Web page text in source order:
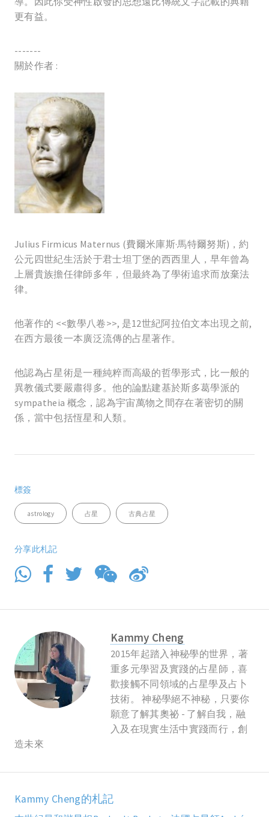
更有益。
-------
關於作者 :
Julius Firmicus Maternus (費爾米庫斯·馬特爾努斯)，約
公元四世紀生活於于君士坦丁堡的西西里人，早年曾為
上層貴族擔任律師多年，但最終為了學術追求而放棄法
律。
他著作的 <<數學八卷>>, 是12世紀阿拉伯文本出現之前,
在西方最後一本廣泛流傳的占星著作。
他認為占星術是一種純粹而高級的哲學形式，比一般的
異教儀式要嚴肅得多。他的論點建基於斯多葛學派的
sympatheia 概念，認為宇宙萬物之間存在著密切的關
係，當中包括恆星和人類。
標簽
astrology 占星 古典占星
分享此札記
Kammy Cheng
2015年起踏入神秘學的世界，著
重多元學習及實踐的占星師，喜
歡接觸不同領域的占星學及占卜
技術。 神秘學絕不神秘，只要你
願意了解其奧祕 - 了解自我，融
入及在現實生活中實踐而行，創
造未來
Kammy Cheng的札記